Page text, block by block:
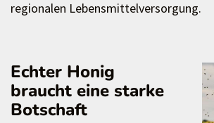
regionalen Lebensmittelversorgung.
Echter Honig
braucht eine starke
Botschaft